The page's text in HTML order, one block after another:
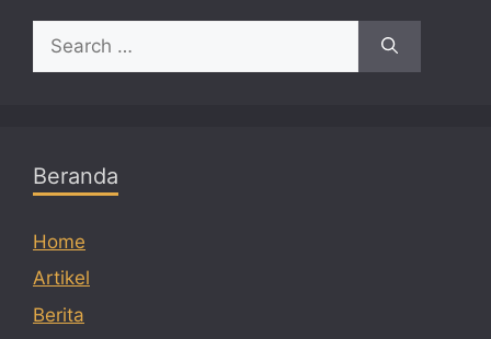
for:
Beranda
Home
Artikel
Berita